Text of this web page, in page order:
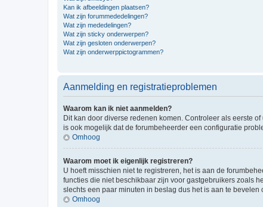
Kan ik afbeeldingen plaatsen?
Wat zijn forummededelingen?
Wat zijn mededelingen?
Wat zijn sticky onderwerpen?
Wat zijn gesloten onderwerpen?
Wat zijn onderwerppictogrammen?
Aanmelding en registratieproblemen
Waarom kan ik niet aanmelden?
Dit kan door diverse redenen komen. Controleer als eerste
is ook mogelijk dat de forumbeheerder een configuratie
Omhoog
Waarom moet ik eigenlijk registreren?
U hoeft misschien niet te registreren, het is aan de
functies die niet beschikbaar zijn voor gastgebruikers zoals
slechts een paar minuten in beslag dus het is aan te bevelen
Omhoog